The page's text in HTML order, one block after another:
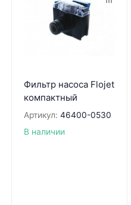
Фильтр насоса Flojet
компактный
Артикул: 46400-0530
В наличии